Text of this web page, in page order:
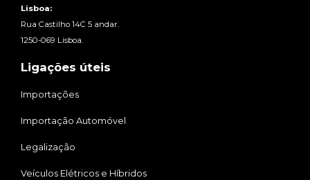
Lisboa:
Rua Castilho 14C 5 andar.
1250-069 Lisboa.
Ligações úteis
Importações
Importação Automóvel
Legalização
Veículos Elétricos e Híbridos